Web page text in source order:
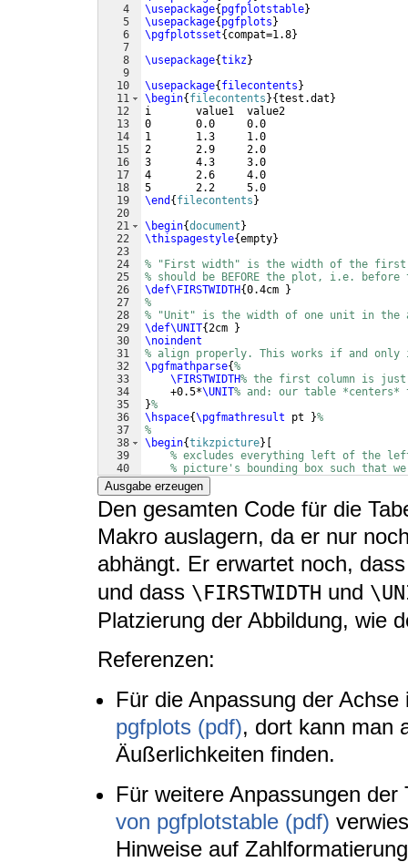
4
5
6
7
8
9
10
11
12
13
14
15
16
17
18
19
20
21
22
23
24
25
26
27
28
29
30
31
32
33
34
35
36
37
38
39
40
41
\usepackage{pgfplotstable}
\usepackage{pgfplots}
\pgfplotsset{compat=1.8}
\usepackage{tikz}
\usepackage{filecontents}
\begin{filecontents}{test.dat}
i       value1  value2
0       0.0     0.0
1       1.3     1.0
2       2.9     2.0
3       4.3     3.0
4       2.6     4.0
5       2.2     5.0
\end {filecontents}
\begin{document}
\thispagestyle{empty}
% "First width" is the width of the first
% should be BEFORE the plot, i.e.
\def\FIRSTWIDTH{0.4cm }
%
% "Unit" is the width of one unit in the
\def\UNIT{2cm }
\noindent
% align properly. This works if and
\pgfmathparse{%
\FIRSTWIDTH% the first column is
    +0.5*
\UNIT% and: our table
}%
\hspace{\pgfmathresult pt }%
%
\begin{tikzpicture} [
% excludes everything left of the
% picture's bounding box such that
% box:
Ausgabe erzeugen
Den gesamten Code für die
Makro auslagern, da er nur
abhängt. Er erwartet noch,
und dass \FIRSTWIDTH und
Platzierung der Abbildung, wie
Referenzen:
Für die Anpassung der
pgfplots (pdf), dort kann man
Äußerlichkeiten finden.
Für weitere Anpassungen
von pgfplotstable (pdf)
Hinweise auf